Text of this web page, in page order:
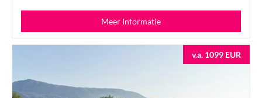
Meer Informatie
v.a. 1099 EUR